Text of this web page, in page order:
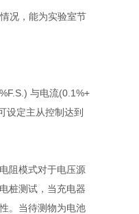
况，能为实验室节
与电流(0.1%+
设定主从控制达到
阻模式对于电压源
桩测试，当充电器
。当待测物为电池